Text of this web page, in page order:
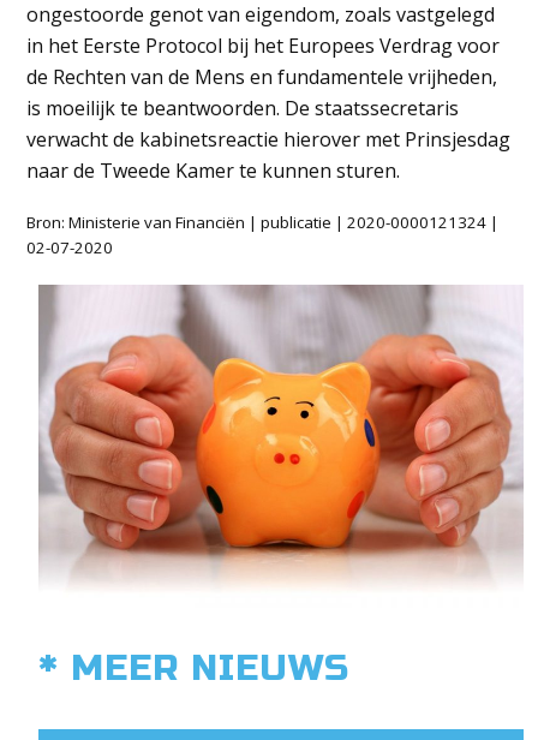
ongestoorde genot van eigendom, zoals vastgelegd
in het Eerste Protocol bij het Europees Verdrag voor
de Rechten van de Mens en fundamentele vrijheden,
is moeilijk te beantwoorden. De staatssecretaris
verwacht de kabinetsreactie hierover met Prinsjesdag
naar de Tweede Kamer te kunnen sturen.
Bron: Ministerie van Financiën | publicatie | 2020-0000121324 |
02-07-2020
* MEER NIEUWS